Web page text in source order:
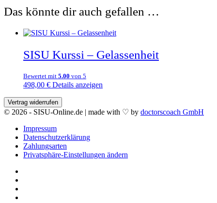
Das könnte dir auch gefallen …
SISU Kurssi – Gelassenheit
Bewertet mit 5.00 von 5
498,00 € Details anzeigen
© 2026 - SISU-Online.de | made with ♡ by doctorscoach GmbH
Impressum
Datenschutzerklärung
Zahlungsarten
Privatsphäre-Einstellungen ändern